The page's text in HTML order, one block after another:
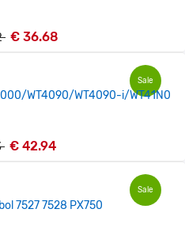
€ 36.68
Sale
WT4090/WT4090-i/WT41N0
€ 42.94
Sale
7527 7528 PX750